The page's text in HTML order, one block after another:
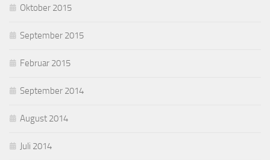
Oktober 2015
September 2015
Februar 2015
September 2014
August 2014
Juli 2014